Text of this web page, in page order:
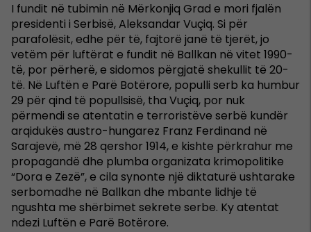
I fundit në tubimin në Mërkonjiq Grad e mori fjalën
presidenti i Serbisë, Aleksandar Vuçiq. Si për
parafolësit, edhe për të, fajtorë janë të tjerët, jo
vetëm për luftërat e fundit në Ballkan në vitet 1990-
të, por përherë, e sidomos përgjatë shekullit të 20-
të. Në Luftën e Parë Botërore, populli serb ka humbur
29 për qind të popullsisë, tha Vuçiq, por nuk
përmendi se atentatin e terroristëve serbë kundër
arqidukës austro-hungarez Franz Ferdinand në
Sarajevë, më 28 qershor 1914, e kishte përkrahur me
propagandë dhe plumba organizata krimopolitike
“Dora e Zezë”, e cila synonte një diktaturë ushtarake
serbomadhe në Ballkan dhe mbante lidhje të
ngushta me shërbimet sekrete serbe. Ky atentat
ndezi Luftën e Parë Botërore.